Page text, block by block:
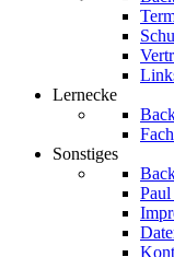
Lernecke
Sonstiges